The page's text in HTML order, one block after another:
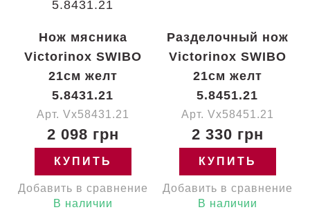
Нож мясника
Victorinox SWIBO
21см желт
5.8431.21
Арт. Vx58431.21
2 098 грн
КУПИТЬ
Добавить в сравнение
В наличии
Разделочный нож
Victorinox SWIBO
21см желт
5.8451.21
Арт. Vx58451.21
2 330 грн
КУПИТЬ
Добавить в сравнение
В наличии